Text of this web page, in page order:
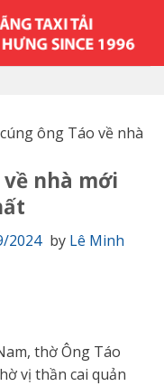
ông Táo về nhà
về nhà mới
2024 by Lê Minh
thờ Ông Táo
vị thần cai quản